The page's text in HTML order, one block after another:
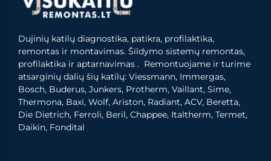
Dujinių katilų diagnostika, patikra, profilaktika,
remontas ir montavimas. Šildymo sistemų remontas,
profilaktika ir aptarnavimas . Remontuojame ir turime
atsarginių dalių šių katilų: Viessmann, Immergas,
Bosch, Buderus, Junkers, Protherm, Vaillant, Sime,
Thermona, Baxi, Wolf, Ariston, Radiant, ACV, Beretta,
Die Dietrich, Ferroli, Beril, Chappee, Italtherm, Termet,
Daikin, Fondital